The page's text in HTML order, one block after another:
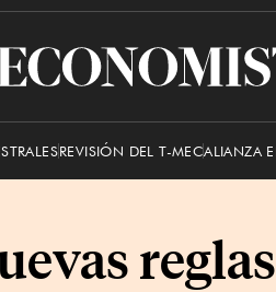
El
REVISIÓN DEL T-MECALIANZA